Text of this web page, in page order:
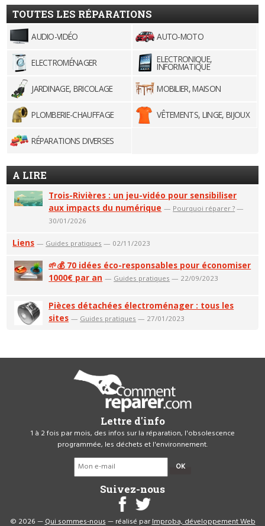
TOUTES LES RÉPARATIONS
AUDIO-VIDÉO AUTO-MOTO
ELECTROMÉNAGER ELECTRONIQUE,
INFORMATIQUE
JARDINAGE, BRICOLAGE
MOBILIER, MAISON
PLOMBERIE-CHAUFFAGE VÊTEMENTS, LINGE, BIJOUX
RÉPARATIONS DIVERSES
A LIRE
Trois-Rivières : un jeu-vidéo pour sensibiliser
aux impacts du numérique — Pourquoi réparer ? —
30/01/2026
Liens — Guides pratiques — 02/11/2023
🌱💰 70 idées éco-responsables pour économiser
1000€ par an — Guides pratiques — 22/09/2023
Pièces détachées électroménager : tous les
sites — Guides pratiques — 27/01/2023
Lettre d'info
1 à 2 fois par mois, des infos sur la réparation, l'obsolescence
programmée, les déchets et l'environnement.
OK
Suivez-nous
© 2026 —Qui sommes-nous— réalisé parImproba, développement Web